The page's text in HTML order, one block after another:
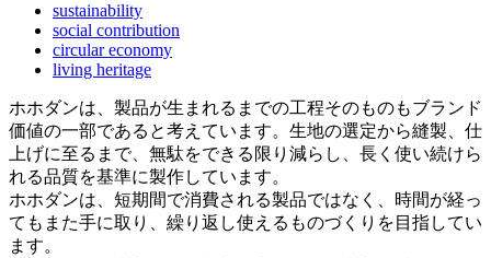
sustainability
social contribution
circular economy
living heritage
ホホダンは、製品が生まれるまでの工程そのものもブランド
価値の一部であると考えています。生地の選定から縫製、仕
上げに至るまで、無駄をできる限り減らし、長く使い続けら
れる品質を基準に製作しています。
ホホダンは、短期間で消費される製品ではなく、時間が経っ
てもまた手に取り、繰り返し使えるものづくりを目指してい
ます。